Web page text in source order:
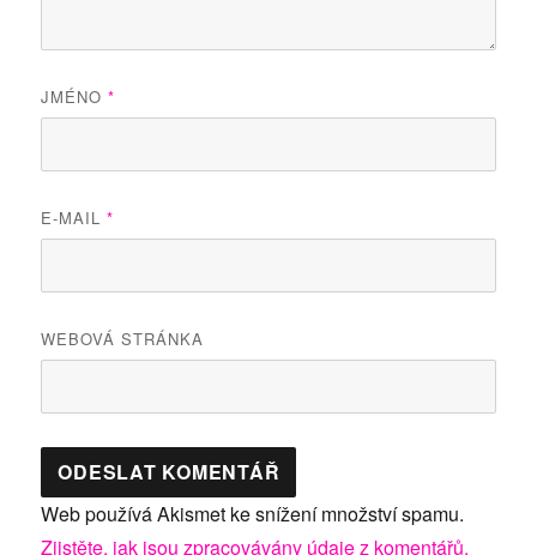
JMÉNO*
E-MAIL*
WEBOVÁ STRÁNKA
Web používá Akismet ke snížení množství spamu.
Zjistěte, jak jsou zpracovávány údaje z komentářů.